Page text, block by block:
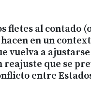
fletes al contado
en un
vuelva a
reajuste que se
entre